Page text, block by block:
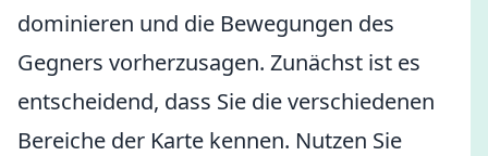
dominieren und die Bewegungen des
Gegners vorherzusagen. Zunächst ist es
entscheidend, dass Sie die verschiedenen
Bereiche der Karte kennen. Nutzen Sie